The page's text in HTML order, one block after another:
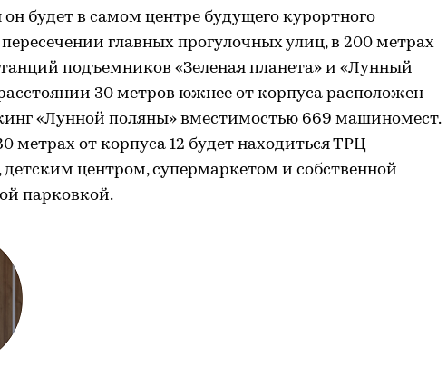
он будет в самом центре будущего курортного
главных прогулочных улиц, в 200 метрах
подъемников «Зеленая планета» и «Лунный
30 метров южнее от корпуса расположен
«Лунной поляны» вместимостью 669 машиномест.
метрах от корпуса 12 будет находиться ТРЦ
центром, супермаркетом и собственной
парковкой.